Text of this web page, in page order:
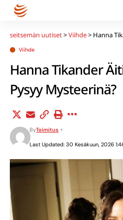
seitsemän uutiset>Viihde> Hanna
Viihde
Hanna Tikander
Pysyy Mysteerinä?
Last Updated: 30 Kesäkuun, 2026
ByToimitus